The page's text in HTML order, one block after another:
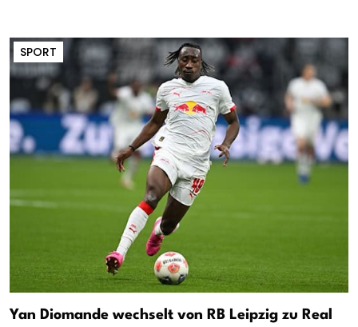
SPORT
Yan Diomande wechselt von RB Leipzig zu Real